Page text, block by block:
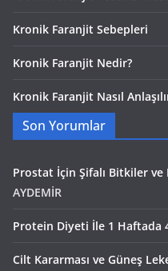
Kronik Faranjit Sebepleri
Kronik Faranjit Nedir?
Kronik Faranjit Nasıl
Son Yorumlar
Prostat İçin Şifalı Bitkiler ve
AYDEMİR
Protein Diyeti İle 1 Haftada
Cilt Kararması ve Güneş